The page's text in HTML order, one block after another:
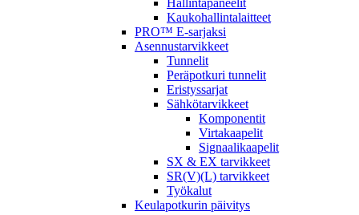
Hallintapaneelit
Kaukohallintalaitteet
PRO™ E-sarjaksi
Asennustarvikkeet
Tunnelit
Peräpotkuri tunnelit
Eristyssarjat
Sähkötarvikkeet
Komponentit
Virtakaapelit
Signaalikaapelit
SX & EX tarvikkeet
SR(V)(L) tarvikkeet
Työkalut
Keulapotkurin päivitys